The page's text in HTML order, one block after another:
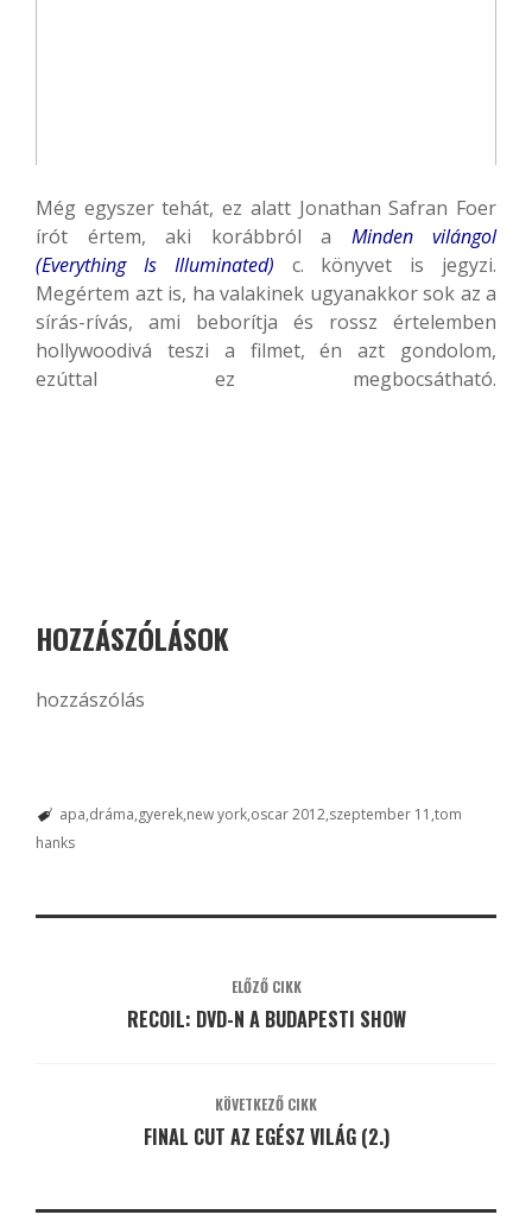
Még egyszer tehát, ez alatt Jonathan Safran Foer
írót értem, aki korábbról a Minden vilángol
(Everything Is Illuminated)
c. könyvet is jegyzi.
Megértem azt is, ha valakinek ugyanakkor sok az a
sírás-rívás, ami beborítja és rossz értelemben
hollywoodivá teszi a filmet, én azt gondolom,
ezúttal ez megbocsátható.
HOZZÁSZÓLÁSOK
hozzászólás
apa dráma gyerek new york oscar 2012 szeptember 11 tom
hanks
ELŐZŐ CIKK
RECOIL: DVD-N A BUDAPESTI SHOW
KÖVETKEZŐ CIKK
FINAL CUT AZ EGÉSZ VILÁG (2.)